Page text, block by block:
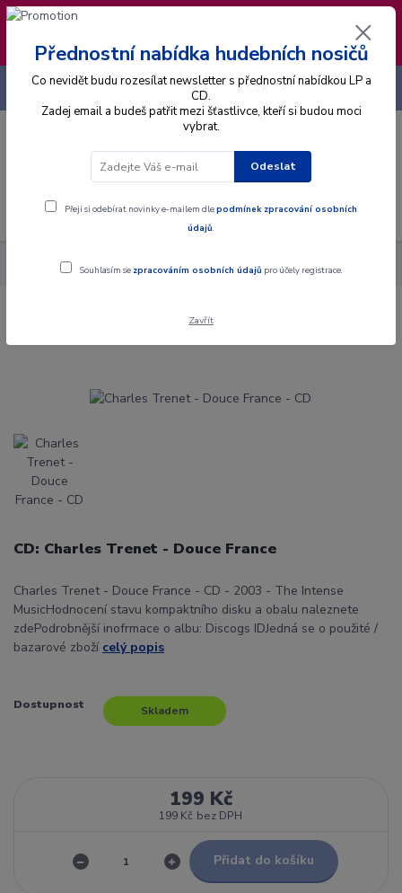
❣️ Od 4.8. do 13.8. čerpám dovolenou. Datum
expedice objednávek se posouvá na pátek
14.8.2026 🐋
Menu
CZK
+420 725 736 293
Alba CD Charles Trenet - Douce France - CD
Charles Trenet - Douce France - CD
CD: Charles Trenet - Douce France
Charles Trenet - Douce France - CD - 2003 - The Intense
MusicHodnocení stavu kompaktního disku a obalu naleznete
zdePodrobnější inofrmace o albu: Discogs IDJedná se o použité /
bazarové zboží celý popis
Dostupnost Skladem
199 Kč
199 Kč bez DPH
Přidat do košíku
Přednostní nabídka hudebních nosičů
Co nevidět budu rozesílat newsletter s přednostní nabídkou LP a
CD.
Zadej email a budeš patřit mezi šťastlivce, kteří si budou moci
vybrat.
Odeslat
Přeji si odebírat novinky e-mailem dlepodmínek zpracování osobních
údajů.
Souhlasím se zpracováním osobních údajů pro účely registrace.
Zavřít